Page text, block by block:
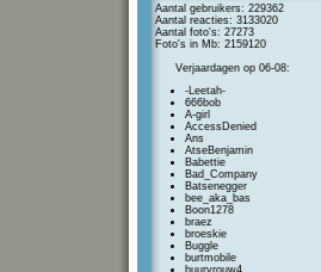
Aantal gebruikers: 229362
Aantal reacties: 3133020
Aantal foto's: 27273
Foto's in Mb: 2159120
Verjaardagen op 06-08:
-Leetah-
666bob
A-girl
AccessDenied
Ans
AtseBenjamin
Babettie
Bad_Company
Batsenegger
bee_aka_bas
Boon1278
braez
broeskie
Buggle
burtmobile
buurvrouw4